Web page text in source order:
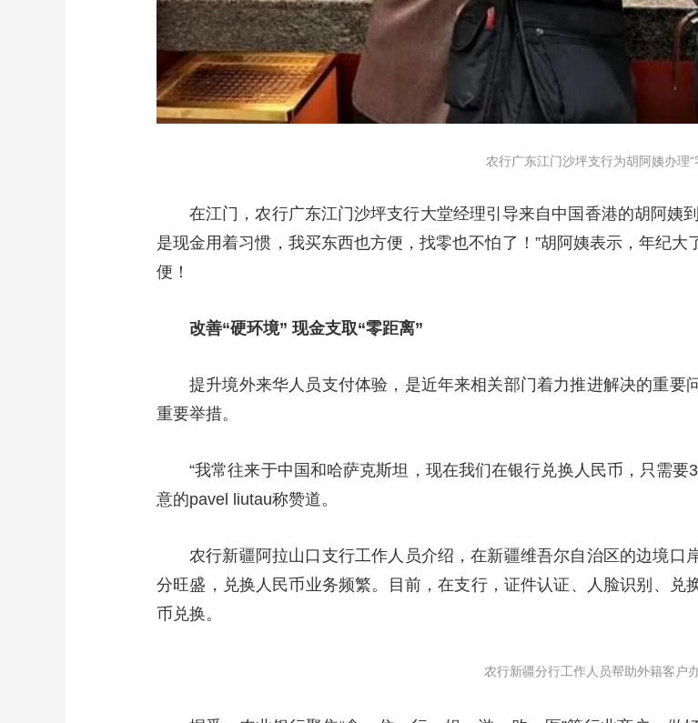
农行广东江门沙坪支行为胡阿姨办理“
在江门，农行广东江门沙坪支行大堂经理引导来自中国香港的胡阿姨
是现金用着习惯，我买东西也方便，找零也不怕了！”胡阿姨表示，年纪
便！
改善“硬环境” 现金支取“零距离”
提升境外来华人员支付体验，是近年来相关部门着力推进解决的重要
重要举措。
“我常往来于中国和哈萨克斯坦，现在我们在银行兑换人民币，只需
意的pavel liutau称赞道。
农行新疆阿拉山口支行工作人员介绍，在新疆维吾尔自治区的边境
分旺盛，兑换人民币业务频繁。目前，在支行，证件认证、人脸识别、
币兑换。
农行新疆分行工作人员帮助外籍客户